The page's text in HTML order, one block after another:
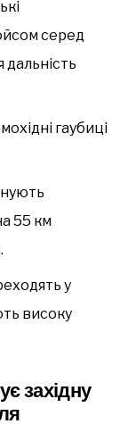
серед
дальність
гаубиці
55 км
у
високу
західну